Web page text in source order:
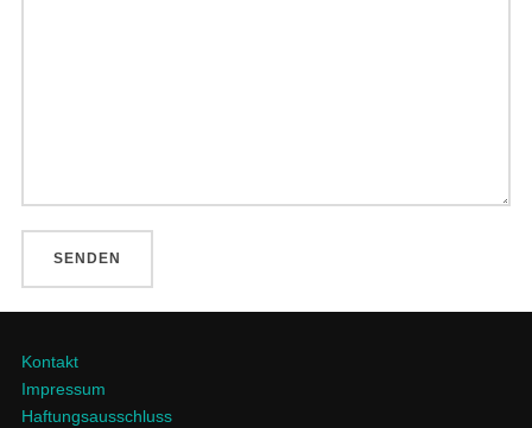
Kontakt
Impressum
Haftungsausschluss